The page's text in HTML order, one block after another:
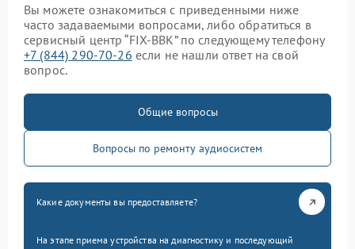
Вы можете ознакомиться с приведенными ниже
часто задаваемыми вопросами, либо обратиться в
сервисный центр “FIX-BBK” по следующему телефону
+7 (844) 290-70-26 если не нашли ответ на свой
вопрос.
Общие вопросы
Вопросы по ремонту аудиосистем
Какие документы вы предоставляете?
На этапе приема устройства на диагностику и последующий